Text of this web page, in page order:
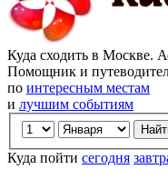
Куда сходить в Москве.
Помощник и
по интересным местам
и лучшим событиям
Куда пойти сегодня